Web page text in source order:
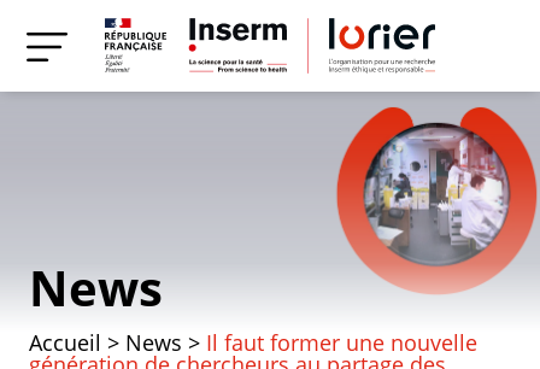
News
Accueil > News > Il faut former une nouvelle